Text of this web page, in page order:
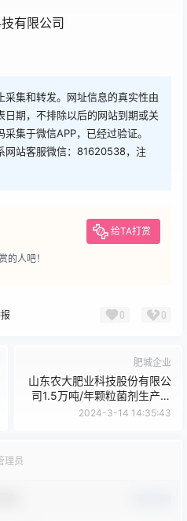
有限公司
集和转发。网址信息的真实性由
日期，不排除以后的网站到期或关
集于微信APP，已经过验证。
网站客服微信：81620538，注
给TA打赏
的人吧！
0 0
肥城企业
山东农大肥业科技股份有限公
司1.5万吨/年颗粒菌剂生产项
目通过环境保护验收工作的公
2024-3-14 14:35:43
理员